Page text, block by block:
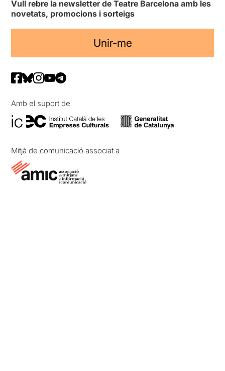
Vull rebre la newsletter de Teatre Barcelona amb les
novetats, promocions i sorteigs
Unir-me
Amb el suport de
Mitjà de comunicació associat a